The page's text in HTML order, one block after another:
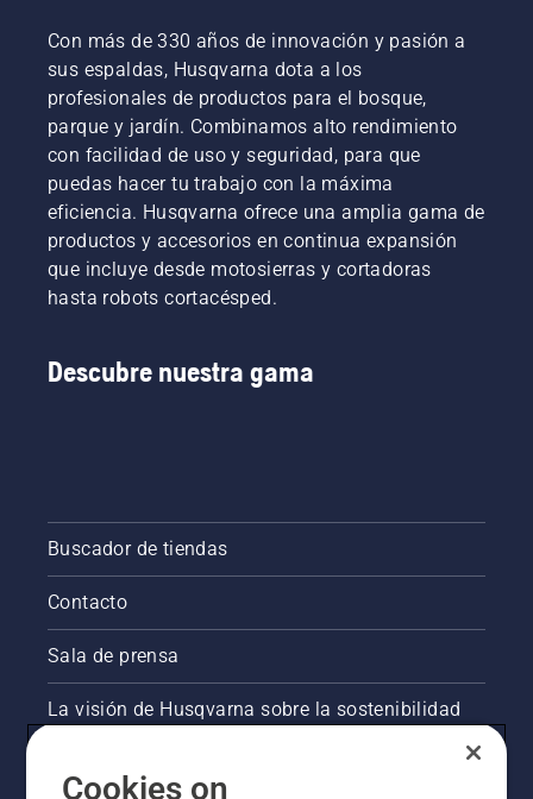
Con más de 330 años de innovación y pasión a
sus espaldas, Husqvarna dota a los
profesionales de productos para el bosque,
parque y jardín. Combinamos alto rendimiento
con facilidad de uso y seguridad, para que
puedas hacer tu trabajo con la máxima
eficiencia. Husqvarna ofrece una amplia gama de
productos y accesorios en continua expansión
que incluye desde motosierras y cortadoras
hasta robots cortacésped.
Descubre nuestra gama
Buscador de tiendas
Contacto
Sala de prensa
La visión de Husqvarna sobre la sostenibilidad
Cookies on